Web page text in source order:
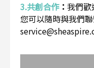
3.共創合作： 我們歡
您可以隨時與我們